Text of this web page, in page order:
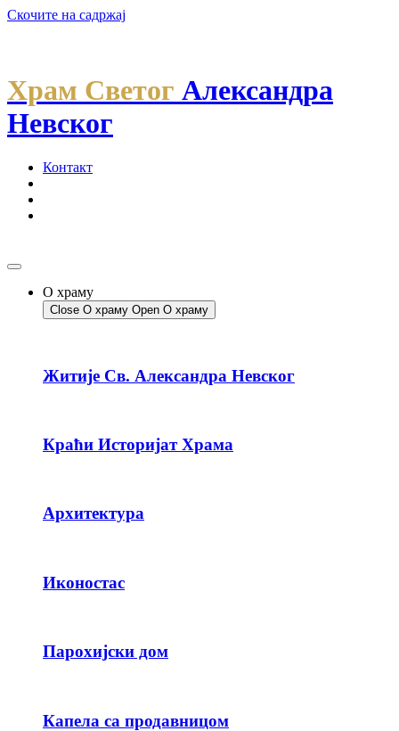
Скочите на садржај
Храм Светог Александра
Невског
Контакт
О храму
Close О храму Open О храму
Житије Св. Александра Невског
Краћи Историјат Храма
Архитектура
Иконостас
Парохијски дом
Капела са продавницом